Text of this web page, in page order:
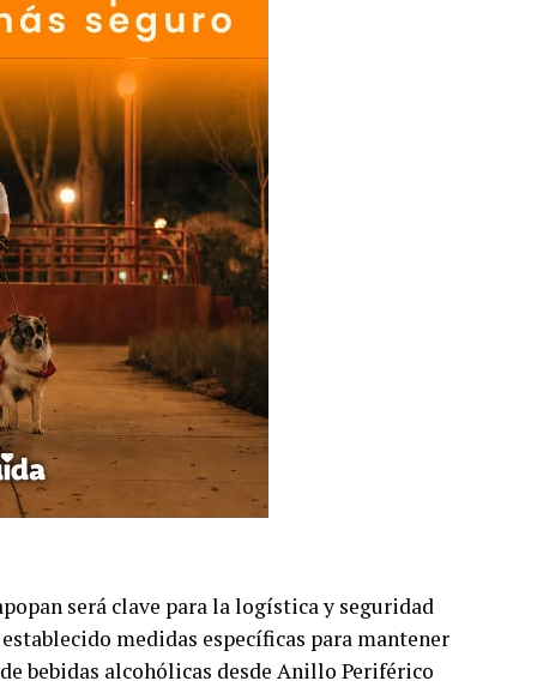
será clave para la logística y seguridad
medidas específicas para mantener
bebidas alcohólicas desde Anillo Periférico